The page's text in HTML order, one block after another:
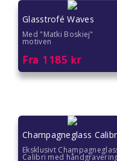
Gaver til menn
Gaver til pappa
Gaver til pedagoger
Gaver til søstre
Gaver til tanter
Glasstrofé Waves
Med "Matki Boskiej"
motiven
Fra 1185 kr
Champagneglass
Eksklusivt
Calibri med